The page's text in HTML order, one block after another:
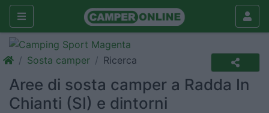
Sosta camper Ricerca
Aree di sosta camper a Radda In
Chianti (SI) e dintorni